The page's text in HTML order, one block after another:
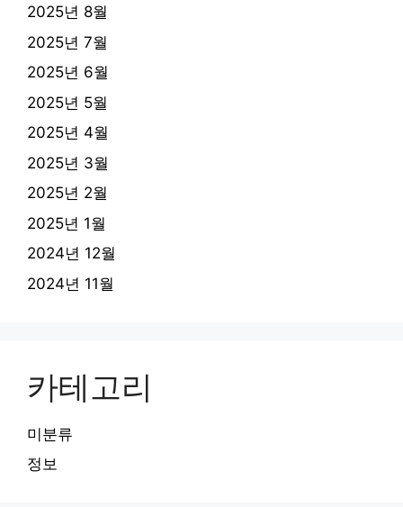
2025년 8월
2025년 7월
2025년 6월
2025년 5월
2025년 4월
2025년 3월
2025년 2월
2025년 1월
2024년 12월
2024년 11월
카테고리
미분류
정보